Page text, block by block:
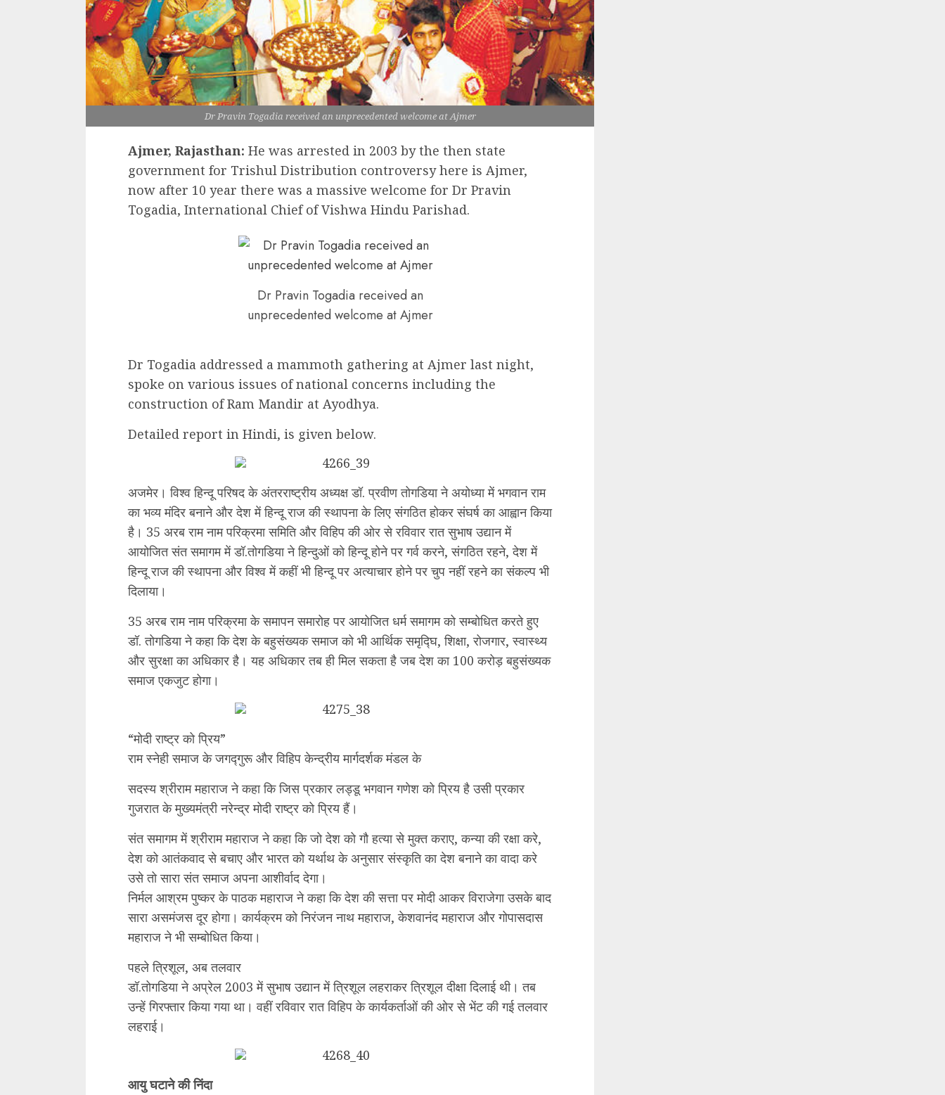
Dr Pravin Togadia received an unprecedented welcome at Ajmer
Ajmer, Rajasthan: He was arrested in 2003 by the then state
government for Trishul Distribution controversy here is Ajmer,
now after 10 year there was a massive welcome for Dr Pravin
Togadia, International Chief of Vishwa Hindu Parishad.
Dr Pravin Togadia received an
unprecedented welcome at Ajmer
Dr Togadia addressed a mammoth gathering at Ajmer last night,
spoke on various issues of national concerns including the
construction of Ram Mandir at Ayodhya.
Detailed report in Hindi, is given below.
अजमेर। विश्व हिन्दू परिषद के अंतरराष्ट्रीय अध्यक्ष डॉ. प्रवीण तोगडिया ने अयोध्या में भगवान राम
का भव्य मंदिर बनाने और देश में हिन्दू राज की स्थापना के लिए संगठित होकर संघर्ष का आह्वान किया
है। 35 अरब राम नाम परिक्रमा समिति और विहिप की ओर से रविवार रात सुभाष उद्यान में
आयोजित संत समागम में डॉ.तोगडिया ने हिन्दुओं को हिन्दू होने पर गर्व करने, संगठित रहने, देश में
हिन्दू राज की स्थापना और विश्व में कहीं भी हिन्दू पर अत्याचार होने पर चुप नहीं रहने का संकल्प भी
दिलाया।
35 अरब राम नाम परिक्रमा के समापन समारोह पर आयोजित धर्म समागम को सम्बोधित करते हुए
डॉ. तोगडिया ने कहा कि देश के बहुसंख्यक समाज को भी आर्थिक समृद्घि, शिक्षा, रोजगार, स्वास्थ्य
और सुरक्षा का अधिकार है। यह अधिकार तब ही मिल सकता है जब देश का 100 करोड़ बहुसंख्यक
समाज एकजुट होगा।
“मोदी राष्ट्र को प्रिय”
राम स्नेही समाज के जगद्गुरू और विहिप केन्द्रीय मार्गदर्शक मंडल के
सदस्य श्रीराम महाराज ने कहा कि जिस प्रकार लड्डू भगवान गणेश को प्रिय है उसी प्रकार
गुजरात के मुख्यमंत्री नरेन्द्र मोदी राष्ट्र को प्रिय हैं।
संत समागम में श्रीराम महाराज ने कहा कि जो देश को गौ हत्या से मुक्त कराए, कन्या की रक्षा करे,
देश को आतंकवाद से बचाए और भारत को यर्थाथ के अनुसार संस्कृति का देश बनाने का वादा करे
उसे तो सारा संत समाज अपना आशीर्वाद देगा।
निर्मल आश्रम पुष्कर के पाठक महाराज ने कहा कि देश की सत्ता पर मोदी आकर विराजेगा उसके बाद
सारा असमंजस दूर होगा। कार्यक्रम को निरंजन नाथ महाराज, केशवानंद महाराज और गोपासदास
महाराज ने भी सम्बोधित किया।
पहले त्रिशूल, अब तलवार
डॉ.तोगडिया ने अप्रेल 2003 में सुभाष उद्यान में त्रिशूल लहराकर त्रिशूल दीक्षा दिलाई थी। तब
उन्हें गिरफ्तार किया गया था। वहीं रविवार रात विहिप के कार्यकर्ताओं की ओर से भेंट की गई तलवार
लहराई।
आयु घटाने की निंदा